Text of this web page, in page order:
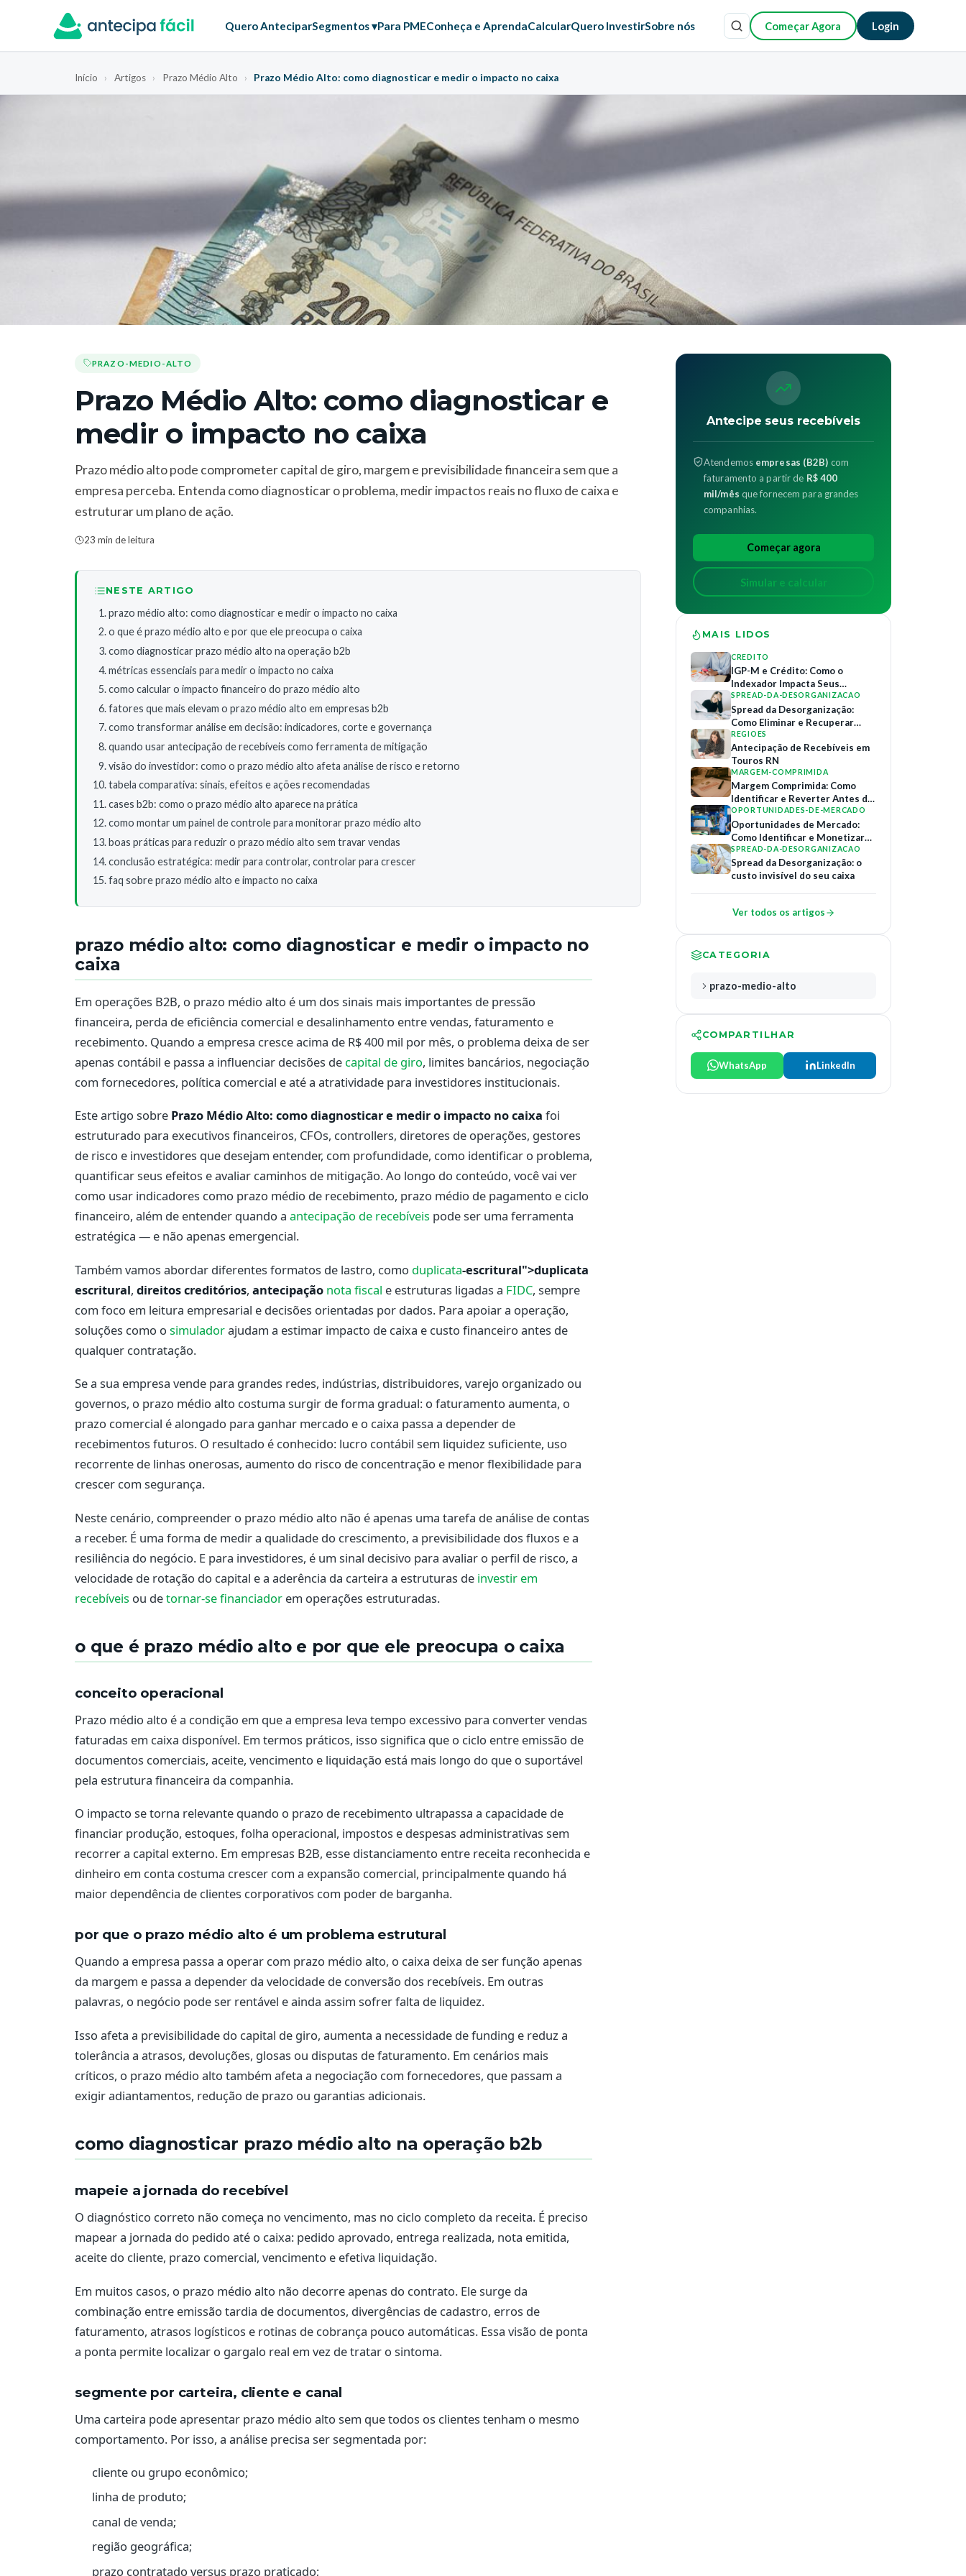
Quero AnteciparSegmentos ▾Para PMEConheça e AprendaCalcularQuero InvestirSobre nós Começar Agora Login
Início › Artigos › Prazo Médio Alto › Prazo Médio Alto: como diagnosticar e medir o impacto no caixa
PRAZO-MEDIO-ALTO
Prazo Médio Alto: como diagnosticar e
medir o impacto no caixa
Prazo médio alto pode comprometer capital de giro, margem e previsibilidade financeira sem que a
empresa perceba. Entenda como diagnosticar o problema, medir impactos reais no fluxo de caixa e
estruturar um plano de ação.
23 min de leitura
NESTE ARTIGO
prazo médio alto: como diagnosticar e medir o impacto no caixa
o que é prazo médio alto e por que ele preocupa o caixa
como diagnosticar prazo médio alto na operação b2b
métricas essenciais para medir o impacto no caixa
como calcular o impacto financeiro do prazo médio alto
fatores que mais elevam o prazo médio alto em empresas b2b
como transformar análise em decisão: indicadores, corte e governança
quando usar antecipação de recebíveis como ferramenta de mitigação
visão do investidor: como o prazo médio alto afeta análise de risco e retorno
tabela comparativa: sinais, efeitos e ações recomendadas
cases b2b: como o prazo médio alto aparece na prática
como montar um painel de controle para monitorar prazo médio alto
boas práticas para reduzir o prazo médio alto sem travar vendas
conclusão estratégica: medir para controlar, controlar para crescer
faq sobre prazo médio alto e impacto no caixa
prazo médio alto: como diagnosticar e medir o impacto no
caixa
Em operações B2B, o prazo médio alto é um dos sinais mais importantes de pressão
financeira, perda de eficiência comercial e desalinhamento entre vendas, faturamento e
recebimento. Quando a empresa cresce acima de R$ 400 mil por mês, o problema deixa de ser
apenas contábil e passa a influenciar decisões de capital de giro, limites bancários, negociação
com fornecedores, política comercial e até a atratividade para investidores institucionais.
Este artigo sobre Prazo Médio Alto: como diagnosticar e medir o impacto no caixa foi
estruturado para executivos financeiros, CFOs, controllers, diretores de operações, gestores
de risco e investidores que desejam entender, com profundidade, como identificar o problema,
quantificar seus efeitos e avaliar caminhos de mitigação. Ao longo do conteúdo, você vai ver
como usar indicadores como prazo médio de recebimento, prazo médio de pagamento e ciclo
financeiro, além de entender quando a antecipação de recebíveis pode ser uma ferramenta
estratégica — e não apenas emergencial.
Também vamos abordar diferentes formatos de lastro, como duplicata-escritural">duplicata
escritural, direitos creditórios, antecipação nota fiscal e estruturas ligadas a FIDC, sempre
com foco em leitura empresarial e decisões orientadas por dados. Para apoiar a operação,
soluções como o simuladorajudam a estimar impacto de caixa e custo financeiro antes de
qualquer contratação.
Se a sua empresa vende para grandes redes, indústrias, distribuidores, varejo organizado ou
governos, o prazo médio alto costuma surgir de forma gradual: o faturamento aumenta, o
prazo comercial é alongado para ganhar mercado e o caixa passa a depender de
recebimentos futuros. O resultado é conhecido: lucro contábil sem liquidez suficiente, uso
recorrente de linhas onerosas, aumento do risco de concentração e menor flexibilidade para
crescer com segurança.
Neste cenário, compreender o prazo médio alto não é apenas uma tarefa de análise de contas
a receber. É uma forma de medir a qualidade do crescimento, a previsibilidade dos fluxos e a
resiliência do negócio. E para investidores, é um sinal decisivo para avaliar o perfil de risco, a
velocidade de rotação do capital e a aderência da carteira a estruturas de investir em
recebíveis ou detornar-se financiador em operações estruturadas.
o que é prazo médio alto e por que ele preocupa o caixa
conceito operacional
Prazo médio alto é a condição em que a empresa leva tempo excessivo para converter vendas
faturadas em caixa disponível. Em termos práticos, isso significa que o ciclo entre emissão de
documentos comerciais, aceite, vencimento e liquidação está mais longo do que o suportável
pela estrutura financeira da companhia.
O impacto se torna relevante quando o prazo de recebimento ultrapassa a capacidade de
financiar produção, estoques, folha operacional, impostos e despesas administrativas sem
recorrer a capital externo. Em empresas B2B, esse distanciamento entre receita reconhecida e
dinheiro em conta costuma crescer com a expansão comercial, principalmente quando há
maior dependência de clientes corporativos com poder de barganha.
por que o prazo médio alto é um problema estrutural
Quando a empresa passa a operar com prazo médio alto, o caixa deixa de ser função apenas
da margem e passa a depender da velocidade de conversão dos recebíveis. Em outras
palavras, o negócio pode ser rentável e ainda assim sofrer falta de liquidez.
Isso afeta a previsibilidade do capital de giro, aumenta a necessidade de funding e reduz a
tolerância a atrasos, devoluções, glosas ou disputas de faturamento. Em cenários mais
críticos, o prazo médio alto também afeta a negociação com fornecedores, que passam a
exigir adiantamentos, redução de prazo ou garantias adicionais.
como diagnosticar prazo médio alto na operação b2b
mapeie a jornada do recebível
O diagnóstico correto não começa no vencimento, mas no ciclo completo da receita. É preciso
mapear a jornada do pedido até o caixa: pedido aprovado, entrega realizada, nota emitida,
aceite do cliente, prazo comercial, vencimento e efetiva liquidação.
Em muitos casos, o prazo médio alto não decorre apenas do contrato. Ele surge da
combinação entre emissão tardia de documentos, divergências de cadastro, erros de
faturamento, atrasos logísticos e rotinas de cobrança pouco automáticas. Essa visão de ponta
a ponta permite localizar o gargalo real em vez de tratar o sintoma.
segmente por carteira, cliente e canal
Uma carteira pode apresentar prazo médio alto sem que todos os clientes tenham o mesmo
comportamento. Por isso, a análise precisa ser segmentada por:
cliente ou grupo econômico;
linha de produto;
canal de venda;
região geográfica;
prazo contratado versus prazo praticado;
Antecipe seus recebíveis
Atendemos empresas (B2B) com
faturamento a partir de R$ 400
mil/mês que fornecem para grandes
companhias.
Começar agora
Simular e calcular
MAIS LIDOS
CREDITO
IGP-M e Crédito: Como o
Indexador Impacta Seus
Contratos de Financiamento
SPREAD-DA-DESORGANIZACAO
Spread da Desorganização:
Como Eliminar e Recuperar
Margem
REGIOES
Antecipação de Recebíveis em
Touros RN
MARGEM-COMPRIMIDA
Margem Comprimida: Como
Identificar e Reverter Antes do
Colapso
OPORTUNIDADES-DE-MERCADO
Oportunidades de Mercado:
Como Identificar e Monetizar
Relações B2B
SPREAD-DA-DESORGANIZACAO
Spread da Desorganização: o
custo invisível do seu caixa
Ver todos os artigos
CATEGORIA
prazo-medio-alto
COMPARTILHAR
WhatsApp LinkedIn